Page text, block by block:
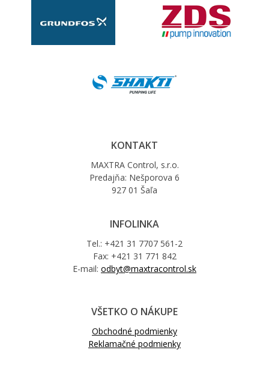
KONTAKT
MAXTRA Control, s.r.o.
Predajňa: Nešporova 6
927 01 Šaľa
INFOLINKA
Tel.: +421 31 7707 561-2
Fax: +421 31 771 842
E-mail: odbyt@maxtracontrol.sk
VŠETKO O NÁKUPE
Obchodné podmienky
Reklamačné podmienky